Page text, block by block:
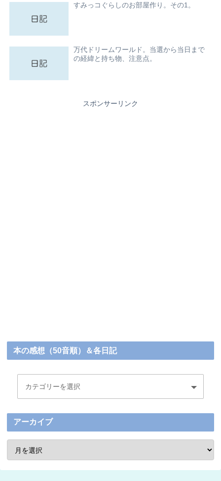
すみっコぐらしのお部屋作り。その1。
万代ドリームワールド。当選から当日まで
の経緯と持ち物、注意点。
スポンサーリンク
本の感想（50音順）＆各日記
アーカイブ